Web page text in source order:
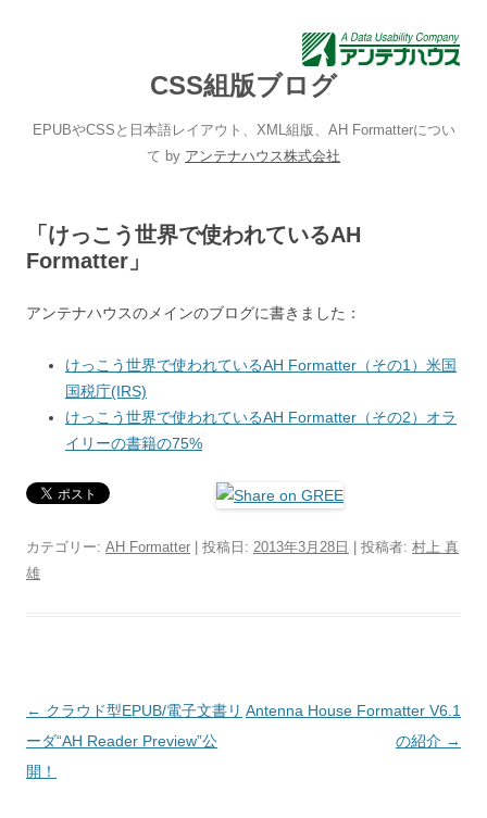
CSS組版ブログ
EPUBやCSSと日本語レイアウト、XML組版、AH Formatterについ
て by アンテナハウス株式会社
「けっこう世界で使われているAH
Formatter」
アンテナハウスのメインのブログに書きました：
けっこう世界で使われているAH Formatter（その1）米国
国税庁(IRS)
けっこう世界で使われているAH Formatter（その2）オラ
イリーの書籍の75%
カテゴリー: AH Formatter | 投稿日: 2013年3月28日 投稿者: 村上 真
雄
投稿ナビゲーション
← クラウド型EPUB/電子文書リ
ーダ“AH Reader Preview”公
開！
Antenna House Formatter V6.1
の紹介 →